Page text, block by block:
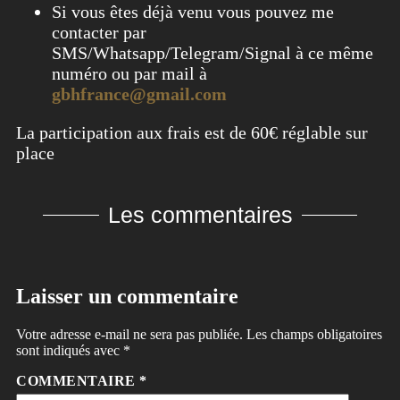
Si vous êtes déjà venu vous pouvez me
contacter par
SMS/Whatsapp/Telegram/Signal à ce même
numéro ou par mail à
gbhfrance@gmail.com
La participation aux frais est de 60€ réglable sur
place
Les commentaires
Laisser un commentaire
Votre adresse e-mail ne sera pas publiée. Les champs obligatoires
sont indiqués avec *
COMMENTAIRE *